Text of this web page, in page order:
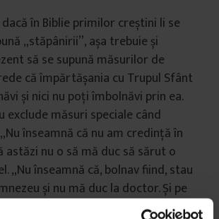
în Biblie primilor creștini li se
„stăpânirii”, așa trebuie și
să se supună măsurilor de
că împărtășania cu Trupul Sfânt
și nici nu poți îmbolnăvi prin ea.
exclude măsuri speciale când
înseamnă că nu am credință în
astăzi nu o să mă duc să sărut o
„Nu înseamnă că, bolnav fiind, stau
și nu mă duc la doctor. Și pe
l-a lăsat să trateze.”